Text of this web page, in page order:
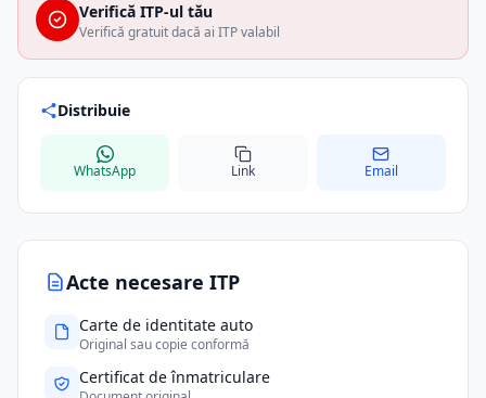
Acte necesare ITP
Carte de identitate auto
Original sau copie conformă
Certificat de înmatriculare
Verifică ITP-ul tău
Verifică gratuit dacă ai ITP valabil
Distribuie
WhatsApp Link Email